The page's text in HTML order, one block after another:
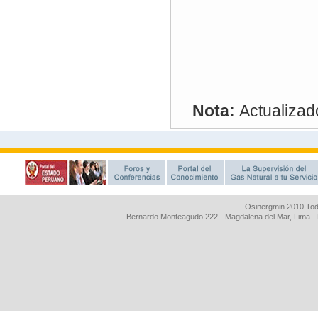
Osinergmin 2010
Bernardo Monteagudo 222 - Magdalena del Mar, Lima